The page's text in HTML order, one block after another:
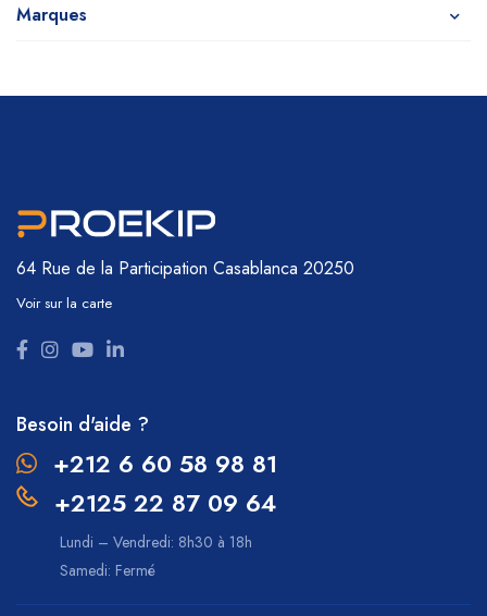
Marques
64 Rue de la Participation Casablanca 20250
Voir sur la carte
Besoin d'aide ?
+212 6 60 58 98 81
+2125 22 87 09 64
Lundi – Vendredi: 8h30 à 18h
Samedi: Fermé